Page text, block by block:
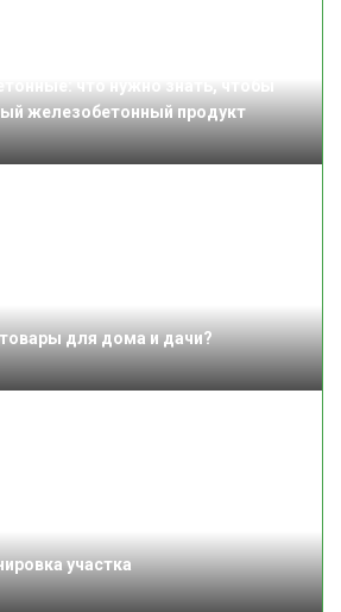
железобетонный продукт
для дома и дачи?
участка